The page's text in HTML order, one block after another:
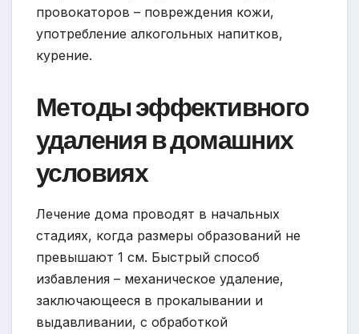
провокаторов – повреждения кожи,
употребление алкогольных напитков,
курение.
Методы эффективного
удаления в домашних
условиях
Лечение дома проводят в начальных
стадиях, когда размеры образований не
превышают 1 см. Быстрый способ
избавления – механическое удаление,
заключающееся в прокалывании и
выдавливании, с обработкой